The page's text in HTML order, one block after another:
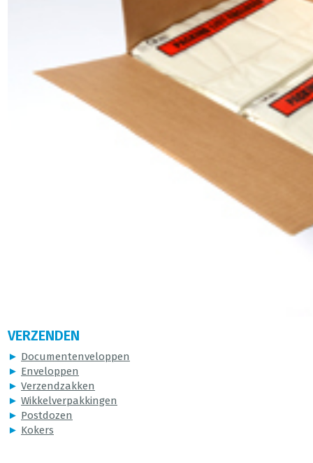
VERZENDEN
► Documentenveloppen
► Enveloppen
► Verzendzakken
► Wikkelverpakkingen
► Postdozen
► Kokers